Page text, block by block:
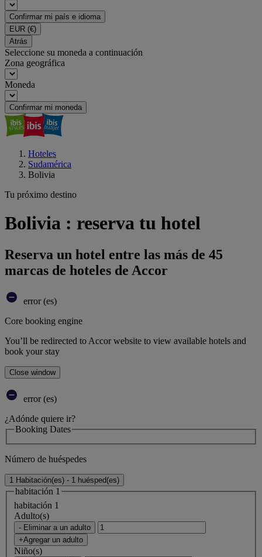
Confirmar mi país e idioma
EUR (€)
Atrás
Seleccione su moneda a continuación
Zona geográfica
Moneda
Confirmar mi moneda
Hoteles
Sudamérica
Bolivia
Tu próximo destino
Bolivia : reserva tu hotel
Reserva un hotel entre las más de 45
marcas de hoteles de Accor
error (es)
Core booking engine
You’ll be redirected to Accor website to view available hotels and
book your stay
Close window
error (es)
¿Adónde quiere ir?
Booking Dates
Número de huéspedes
1 Habitación(es) - 1 huésped(es)
habitación 1
habitación 1
Adulto(s)
- Eliminar a un adulto
+Agregar un adulto
Niño(s)